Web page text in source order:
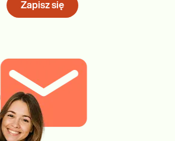
Zapisz się